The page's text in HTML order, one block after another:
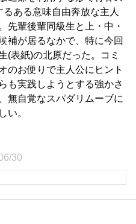
ある意味自由奔放な主人
先輩後輩同級生と上・中・
補が居るなかで、特に今回
(表紙)の北原だった。コミ
のお便りで主人公にヒント
も実践しようとする強かさ
無自覚なスパダリムーブに
い。
30